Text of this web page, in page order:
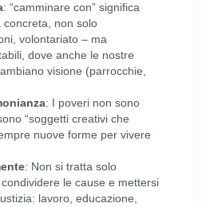
: “camminare con” significa
concreta, non solo
volontariato – ma
dove anche le nostre
visione (parrocchie,
: I poveri non sono
“soggetti creativi che
nuove forme per vivere
: Non si tratta solo
le cause e mettersi
lavoro, educazione,